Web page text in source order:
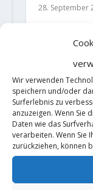
Wir verwenden
speichern und/oder
Surferlebnis zu
anzuzeigen. Wenn Sie
Daten wie das
verarbeiten. Wenn Sie
zurückziehen, können
28. September
Deine E-
sind mit*